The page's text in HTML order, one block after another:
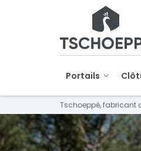
Portails
Tschoeppé, fabricant